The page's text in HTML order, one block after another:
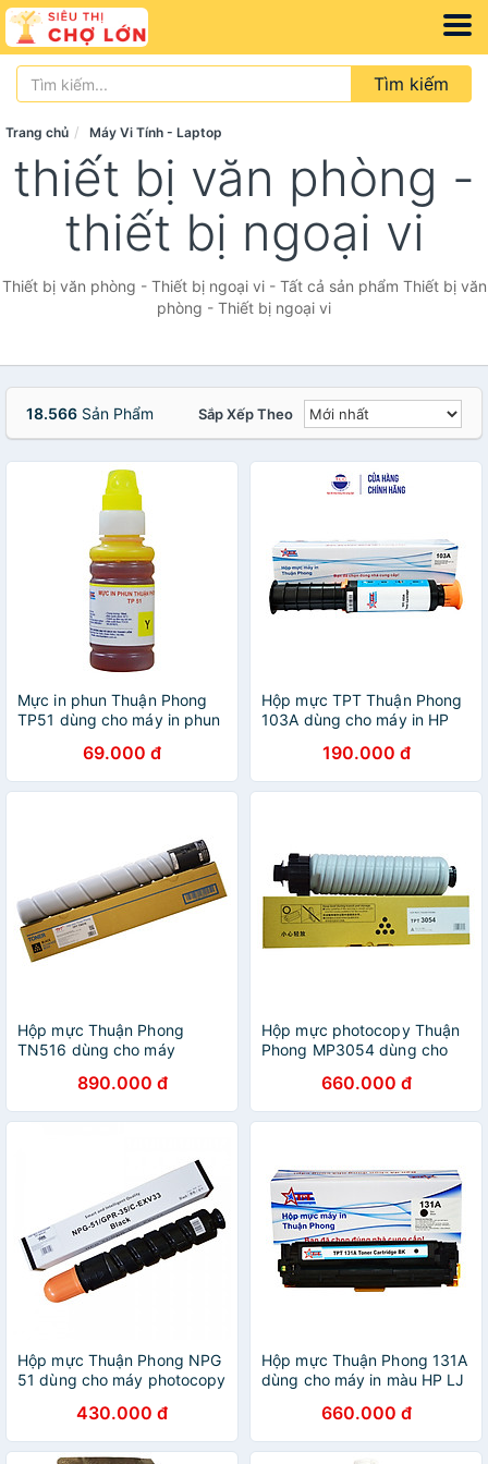
Tìm kiếm
Trang chủ Máy Vi Tính - Laptop
thiết bị văn phòng -
thiết bị ngoại vi
Thiết bị văn phòng - Thiết bị ngoại vi - Tất cả sản phẩm Thiết bị văn
phòng - Thiết bị ngoại vi
18.566 Sản Phẩm Sắp Xếp Theo
Mực in phun Thuận Phong
TP51 dùng cho máy in phun
L850 - Hàng Chính Hãng
69.000 đ
Hộp mực TPT Thuận Phong
103A dùng cho máy in HP
1200 - Hàng Chính Hãng
190.000 đ
Hộp mực Thuận Phong
TN516 dùng cho máy
bizhub 458e / 558e / 658e
- Hàng Chính Hãng
890.000 đ
Hộp mực photocopy Thuận
Phong MP3054 dùng cho
3054/ 3055/ 3554/ 3555 -
Hàng Chính Hãng
660.000 đ
Hộp mực Thuận Phong NPG
51 dùng cho máy photocopy
2530 - Hàng Chính Hãng
430.000 đ
Hộp mực Thuận Phong 131A
dùng cho máy in màu HP LJ
1525/ Canon LBP 5050/
8050 - Hàng Chính Hãng
660.000 đ